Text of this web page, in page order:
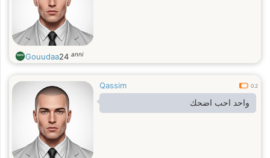
Gouudaa24 anni
Qassim 0.2
واحد احب اضحك